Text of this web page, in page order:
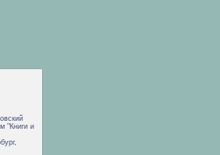
"Книги и